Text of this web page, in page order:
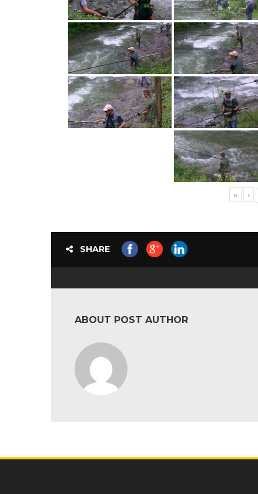
« ‹
SHARE
ABOUT POST AUTHOR